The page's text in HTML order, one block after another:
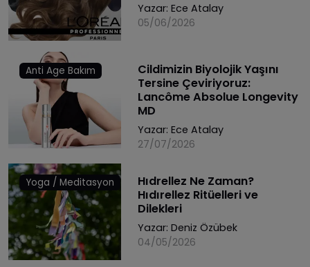
Yazar: Ece Atalay
05/06/2026
Anti Age Bakım
Cildimizin Biyolojik Yaşını
Tersine Çeviriyoruz:
Lancôme Absolue Longevity
MD
Yazar: Ece Atalay
27/07/2026
Yoga / Meditasyon
Hıdrellez Ne Zaman?
Hıdırellez Ritüelleri ve
Dilekleri
Yazar: Deniz Özübek
04/05/2026